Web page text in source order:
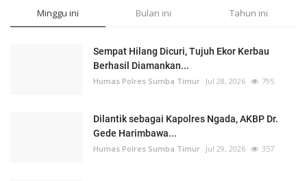
Minggu ini Bulan ini Tahun ini
Sempat Hilang Dicuri, Tujuh Ekor Kerbau
Berhasil Diamankan...
Humas Polres Sumba Timur Jul 28, 2026 795
Dilantik sebagai Kapolres Ngada, AKBP Dr.
Gede Harimbawa...
Humas Polres Sumba Timur Jul 29, 2026 357